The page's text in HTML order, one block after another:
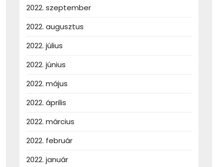
2022. szeptember
2022. augusztus
2022. július
2022. június
2022. május
2022. április
2022. március
2022. február
2022. január